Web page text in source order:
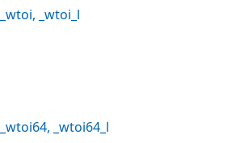
_wtoi, _wtoi_l
_wtoi64, _wtoi64_l